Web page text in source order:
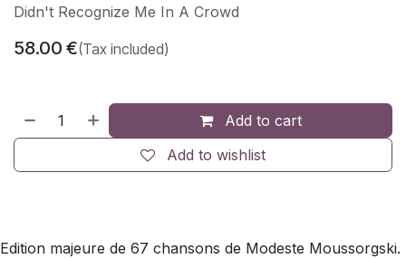
Didn't Recognize Me In A Crowd
58.00 €(Tax included)
Add to cart
Add to wishlist
Edition majeure de 67 chansons de Modeste Moussorgski.